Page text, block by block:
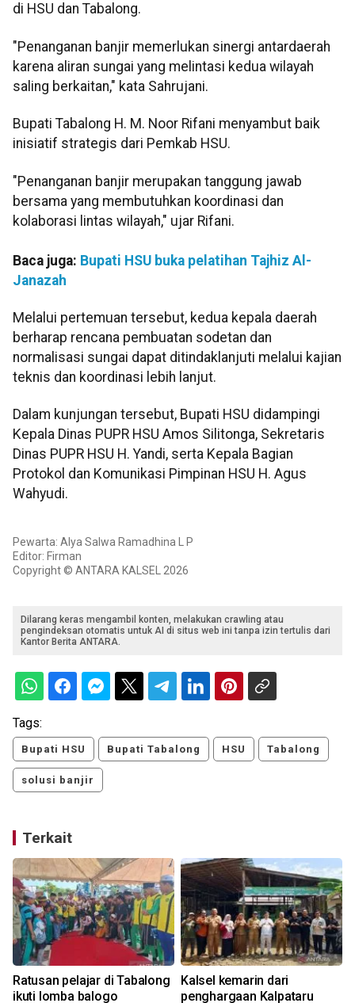
di HSU dan Tabalong.
"Penanganan banjir memerlukan sinergi antardaerah
karena aliran sungai yang melintasi kedua wilayah
saling berkaitan," kata Sahrujani.
Bupati Tabalong H. M. Noor Rifani menyambut baik
inisiatif strategis dari Pemkab HSU.
"Penanganan banjir merupakan tanggung jawab
bersama yang membutuhkan koordinasi dan
kolaborasi lintas wilayah," ujar Rifani.
Baca juga: Bupati HSU buka pelatihan Tajhiz Al-
Janazah
Melalui pertemuan tersebut, kedua kepala daerah
berharap rencana pembuatan sodetan dan
normalisasi sungai dapat ditindaklanjuti melalui kajian
teknis dan koordinasi lebih lanjut.
Dalam kunjungan tersebut, Bupati HSU didampingi
Kepala Dinas PUPR HSU Amos Silitonga, Sekretaris
Dinas PUPR HSU H. Yandi, serta Kepala Bagian
Protokol dan Komunikasi Pimpinan HSU H. Agus
Wahyudi.
Pewarta: Alya Salwa Ramadhina L P
Editor: Firman
Copyright © ANTARA KALSEL 2026
Dilarang keras mengambil konten, melakukan crawling atau
pengindeksan otomatis untuk AI di situs web ini tanpa izin tertulis dari
Kantor Berita ANTARA.
Tags:
Bupati HSU Bupati Tabalong HSU Tabalong
solusi banjir
Terkait
Ratusan pelajar di Tabalong
ikuti lomba balogo
Kalsel kemarin dari
penghargaan Kalpataru